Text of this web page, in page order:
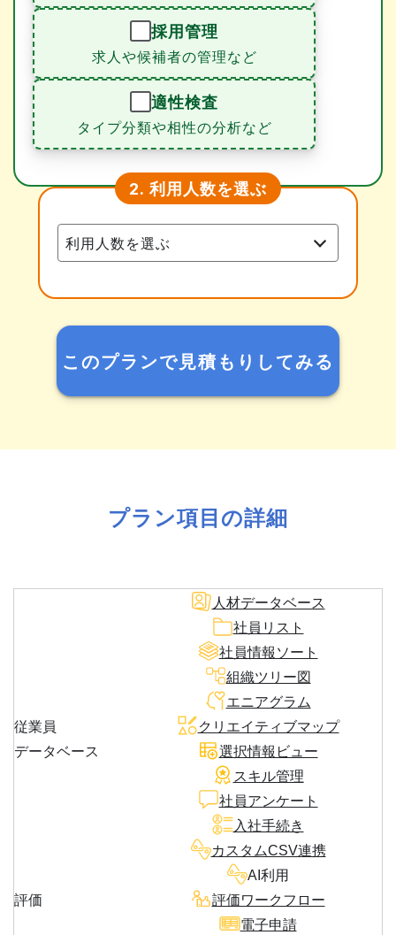
採用管理
求人や候補者の管理など
適性検査
タイプ分類や相性の分析など
2. 利用人数を選ぶ
このプランで見積もりしてみる
プラン項目の詳細
従業員
データベース
人材データベース
社員リスト
社員情報ソート
組織ツリー図
エニアグラム
クリエイティブマップ
選択情報ビュー
スキル管理
社員アンケート
入社手続き
カスタムCSV連携
AI利用
評価
評価ワークフロー
電子申請